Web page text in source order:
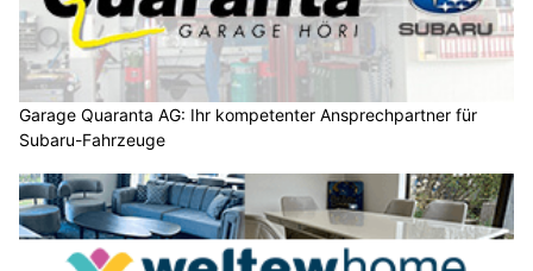
Garage Quaranta AG: Ihr kompetenter Ansprechpartner für
Subaru-Fahrzeuge